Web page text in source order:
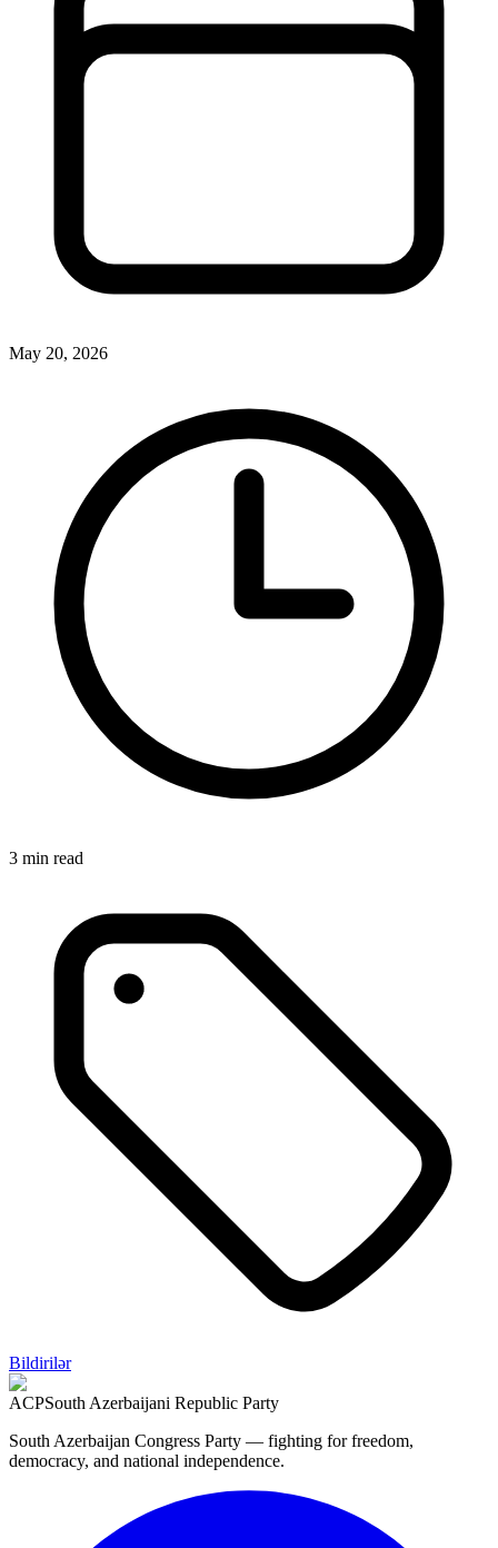
May 20, 2026
3 min read
Bildirilər
ACPSouth Azerbaijani Republic Party
South Azerbaijan Congress Party — fighting for freedom,
democracy, and national independence.